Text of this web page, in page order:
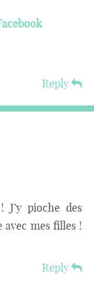
Reply
pioche des
avec mes filles !
Reply